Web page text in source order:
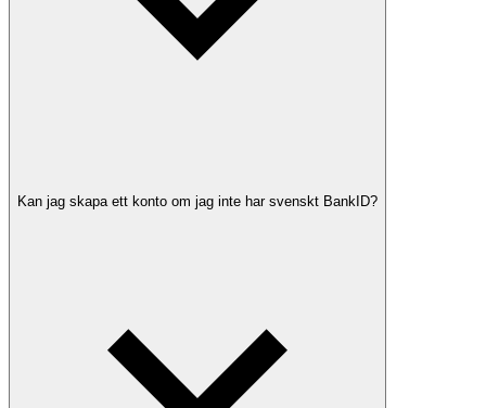
Kan jag skapa ett konto om jag inte har svenskt BankID?